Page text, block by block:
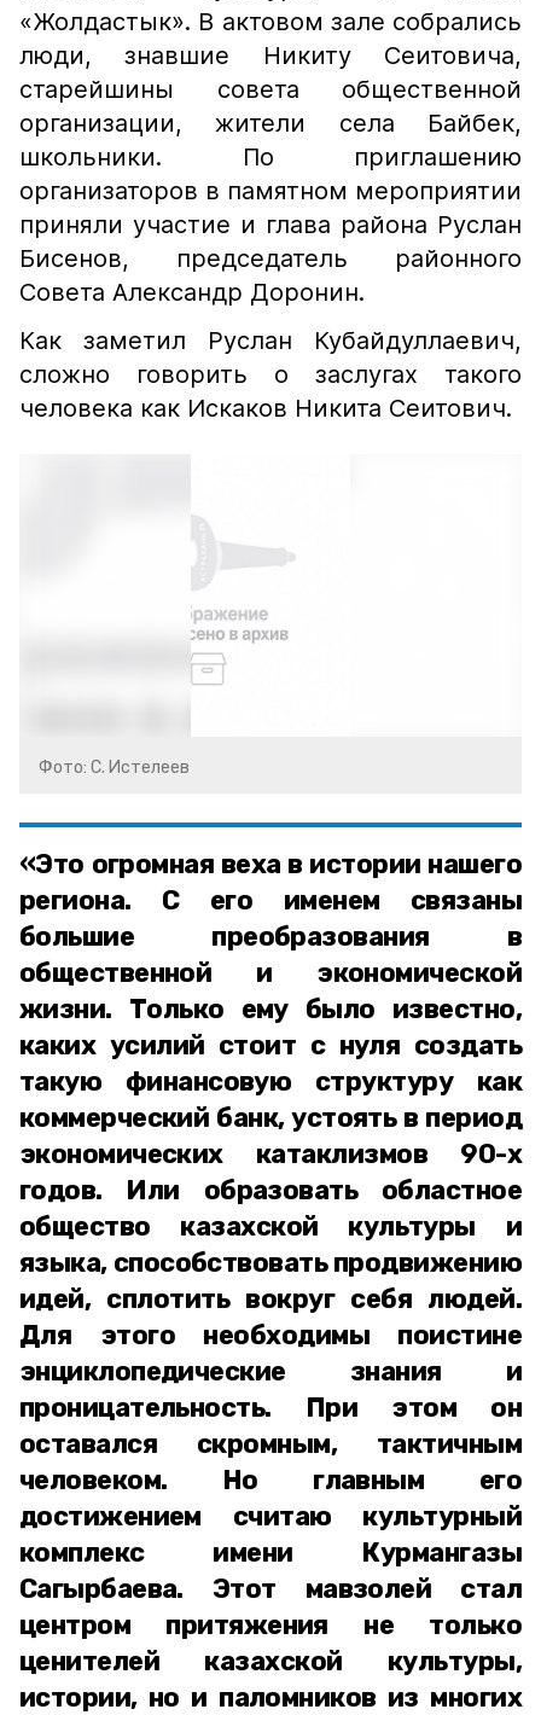
«Жолдастык». В актовом зале собрались
люди, знавшие Никиту Сеитовича,
старейшины совета общественной
организации, жители села Байбек,
школьники. По приглашению
организаторов в памятном мероприятии
приняли участие и глава района Руслан
Бисенов, председатель районного
Совета Александр Доронин.
Как заметил Руслан Кубайдуллаевич,
сложно говорить о заслугах такого
человека как Искаков Никита Сеитович.
Фото: С. Истелеев
«Это огромная веха в истории нашего
региона. С его именем связаны
большие преобразования в
общественной и экономической
жизни. Только ему было известно,
каких усилий стоит с нуля создать
такую финансовую структуру как
коммерческий банк, устоять в период
экономических катаклизмов 90-х
годов. Или образовать областное
общество казахской культуры и
языка, способствовать продвижению
идей, сплотить вокруг себя людей.
Для этого необходимы поистине
энциклопедические знания и
проницательность. При этом он
оставался скромным, тактичным
человеком. Но главным его
достижением считаю культурный
комплекс имени Курмангазы
Сагырбаева. Этот мавзолей стал
центром притяжения не только
ценителей казахской культуры,
истории, но и паломников из многих